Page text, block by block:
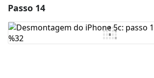
Comentar
Passo 14